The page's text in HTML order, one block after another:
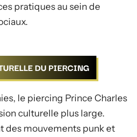
pratiques au sein de
DU PIERCING
le piercing Prince Charles
culturelle plus large.
des mouvements punk et